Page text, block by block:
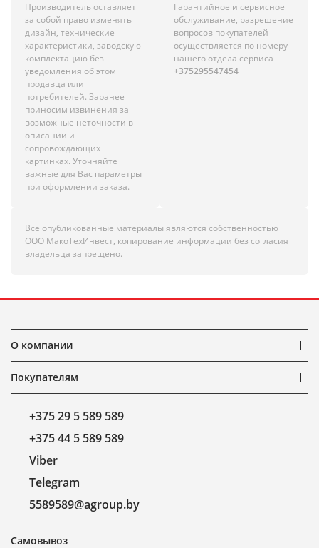
Производитель оставляет
за собой право изменять
дизайн, технические
характеристики, заводскую
комплектацию без
уведомления об этом
продавца или
потребителей. Заранее
приносим извинения за
возможные неточности в
описании и
сопровождающих
картинках. Уточняйте
важные для Вас параметры
при оформлении заказа.
Гарантийное и сервисное
обслуживание, разрешение
вопросов покупателей
осуществляется по номеру
нашего отдела сервиса
+375295547454
Все опубликованные материалы являются собственностью
ООО МакоТехИнвест, копирование информации без согласия
владельца запрещено.
О компании
Покупателям
+375 29 5 589 589
+375 44 5 589 589
Viber
Telegram
5589589@agroup.by
Самовывоз